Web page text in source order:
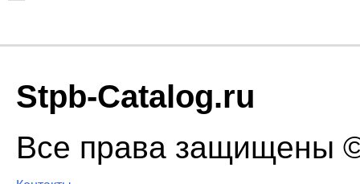
Stpb-Catalog.ru
Все права защищены